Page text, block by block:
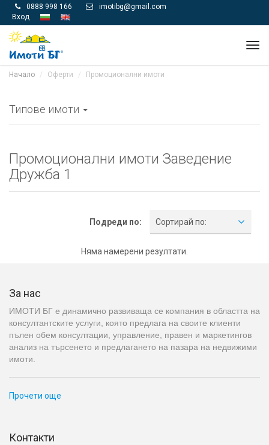
 0888 998 166 
imotibg@gmail.com
Вход
Начало Оферти Промоционални имоти
Типове имоти
Промоционални имоти Заведение
Дружба 1
Подреди по: Сортирай по:
Няма намерени резултати.
За нас
ИМОТИ БГ е динамично развиваща се компания в областта на
консултантските услуги, която предлага на своите клиенти
пълен обем консултации, управление, правен и маркетингов
анализ на търсенето и предлагането на пазара на недвижими
имоти.
Прочети още
Контакти